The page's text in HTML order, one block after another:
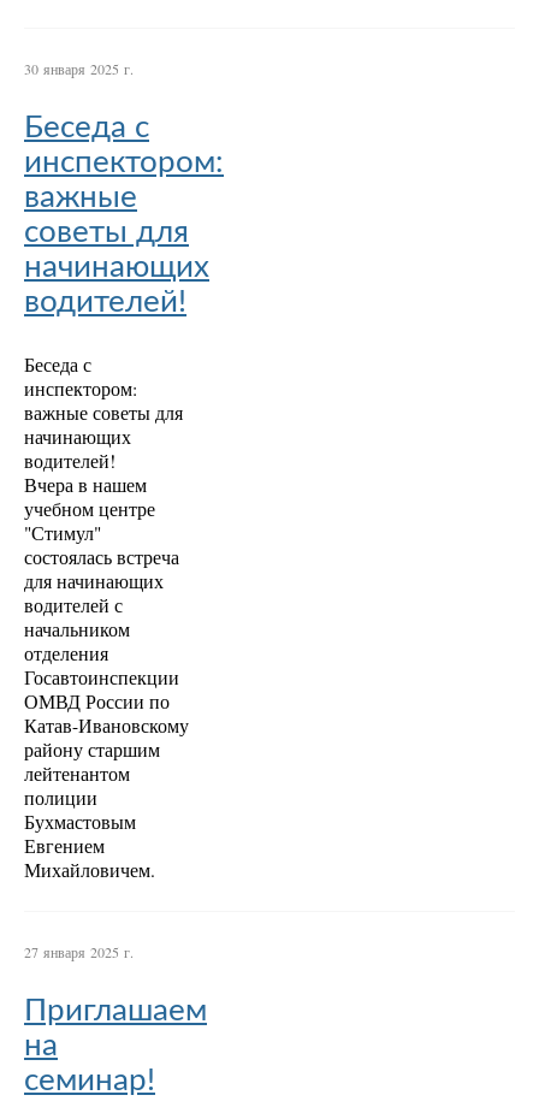
30 января 2025 г.
Беседа с
инспектором:
важные
советы для
начинающих
водителей!
Беседа с
инспектором:
важные советы для
начинающих
водителей!
Вчера в нашем
учебном центре
"Стимул"
состоялась встреча
для начинающих
водителей с
начальником
отделения
Госавтоинспекции
ОМВД России по
Катав-Ивановскому
району старшим
лейтенантом
полиции
Бухмастовым
Евгением
Михайловичем.
27 января 2025 г.
Приглашаем
на
семинар!